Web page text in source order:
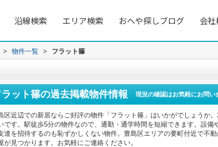
沿線検索 エリア検索 おへや探しブログ 会
> 物件一覧 > フラット篠
ラット篠の過去掲載物件情報 現況の確認はお気軽にお問い
区近辺での新居ならご好評の物件「フラット篠」はいかがでしょうか
です。駅徒歩5分の物件なので、通勤・通学時間を短縮できます。設備
達を招待するのも恥ずかしくない物件。豊島区エリアの要町付近で不
が見つかります。お気軽にご連絡ください。